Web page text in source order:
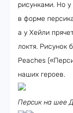
рисунками. Но
в форме
а у Хейли
локтя. Рисунок
Peaches
наших героев.
Персик на шее